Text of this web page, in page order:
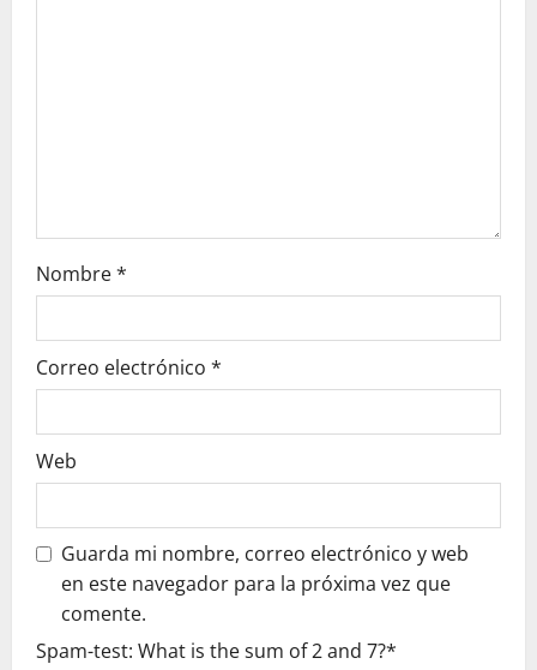
t
r
a
d
a
s
Nombre*
Correo electrónico *
Web
Guarda mi nombre, correo electrónico y web
en este navegador para la próxima vez que
comente.
Spam-test: What is the sum of 2 and 7?*